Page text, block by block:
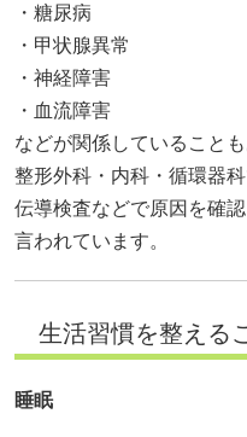
・糖尿病
・甲状腺異常
・神経障害
・血流障害
などが関係していることも
整形外科・内科・循環器
伝導検査などで原因を確
言われています。
生活習慣を整える
睡眠